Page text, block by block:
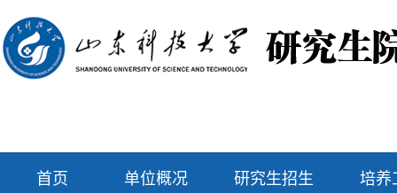
首页 单位概况 研究生招生 培养